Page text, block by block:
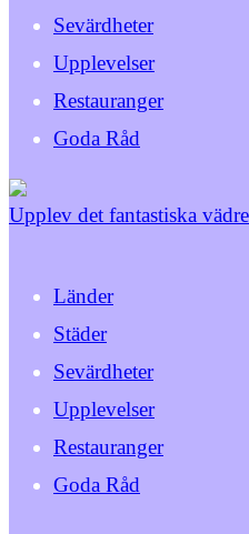
Sevärdheter
Upplevelser
Restauranger
Goda Råd
Upplev det fantastiska
Länder
Städer
Sevärdheter
Upplevelser
Restauranger
Goda Råd